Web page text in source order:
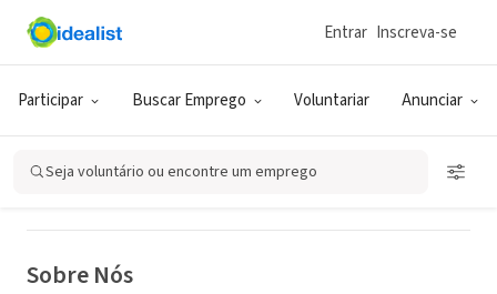
Participar Buscar Emprego Voluntariar Anunciar
Entrar Inscreva-se
Seja voluntário ou encontre um emprego
ONG (SETOR SOCIAL)
Northwest Youth Corps
Sobre Nós